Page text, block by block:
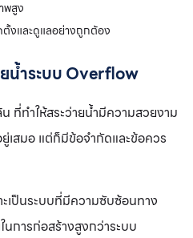
พสูง
ตั้งและดูแลอย่างถูกต้อง
น้ำระบบ Overflow
ที่ทำให้สระว่ายน้ำมีความสวยงาม
เสมอ แต่ก็มีข้อจำกัดและข้อควร
เป็นระบบที่มีความซับซ้อนทาง
นการก่อสร้างสูงกว่าระบบ